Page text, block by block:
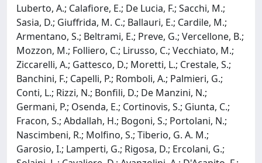
Luberto, A.; Calafiore, E.; De Lucia, F.; Sacchi, M.;
Sasia, D.; Giuffrida, M. C.; Ballauri, E.; Cardile, M.;
Armentano, S.; Beltrami, E.; Preve, G.; Vercellone, B.;
Mozzon, M.; Folliero, C.; Lirusso, C.; Vecchiato, M.;
Ziccarelli, A.; Gattesco, D.; Moretti, L.; Crestale, S.;
Banchini, F.; Capelli, P.; Romboli, A.; Palmieri, G.;
Conti, L.; Rizzi, N.; Bonfili, D.; De Manzini, N.;
Germani, P.; Osenda, E.; Cortinovis, S.; Giunta, C.;
Fracon, S.; Abdallah, H.; Bogoni, S.; Portolani, N.;
Nascimbeni, R.; Molfino, S.; Tiberio, G. A. M.;
Garosio, I.; Lamperti, G.; Rigosa, D.; Ercolani, G.;